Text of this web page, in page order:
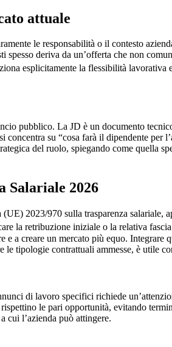
attuale
le responsabilità o il contesto
deriva da un’offerta che non
esplicitamente la flessibilità lavorativa
pubblico. La JD è un documento
concentra su “cosa farà il dipendente per
del ruolo, spiegando come quella
Salariale 2026
2023/970 sulla trasparenza
la retribuzione iniziale o la relativa
a creare un mercato più equo.
tipologie contrattuali ammesse, è utile
di lavoro specifici richiede
le pari opportunità, evitando
cui l’azienda può attingere.